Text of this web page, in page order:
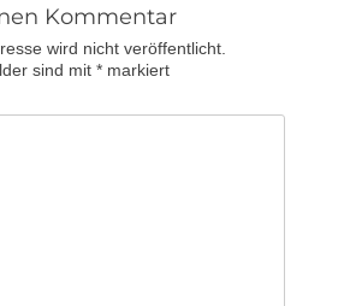
Kommentar
wird nicht veröffentlicht.
sind mit * markiert